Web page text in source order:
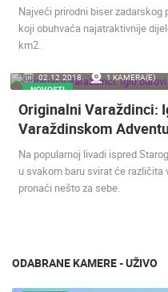
HRVATSKI
ENGLISH
Najveći prirodni biser
koji obuhvaća najatraktivnije
km2.
02.12.2018.
1 KAMERA(E)
NOVOSTI
Originalni Varaždinci:
Varaždinskom
Na popularnoj livadi ispred
u svakom baru svirat će
pronaći nešto za sebe.
ODABRANE KAMERE - UŽIVO